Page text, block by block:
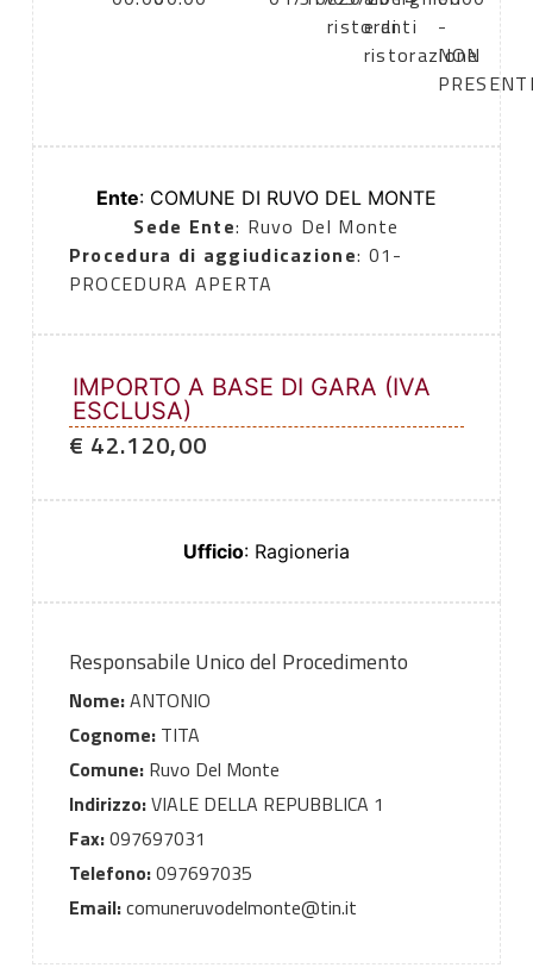
ristoranti
e di
ristorazione
-
NON
Ente: COMUNE DI RUVO DEL MONTE
Sede Ente: Ruvo Del Monte
Procedura di aggiudicazione: 01-
PROCEDURA APERTA
IMPORTO A BASE DI GARA (IVA
ESCLUSA)
€ 42.120,00
Ufficio: Ragioneria
Responsabile Unico del Procedimento
Nome:ANTONIO
Cognome:TITA
Comune:Ruvo Del Monte
Indirizzo:VIALE DELLA REPUBBLICA 1
Fax:097697031
Telefono:097697035
Email:comuneruvodelmonte@tin.it